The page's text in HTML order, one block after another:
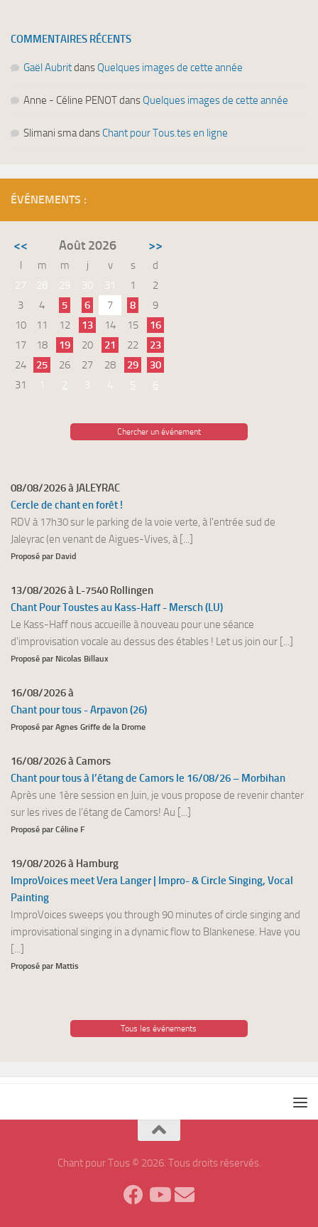
COMMENTAIRES RÉCENTS
Gaël Aubritdans Quelques images de cette année
Anne - Céline PENOTdans Quelques images de cette année
Slimani smadans Chant pour Tous.tes en ligne
ÉVÉNEMENTS :
<< Août 2026 >>
l m m j v s
d
27
28 29 30 31 1
2
3
4 5 6 7 8
9
10
11 12 13 14 15
16
17
18 19 20 21 22
23
24
25 26 27 28 29
30
31
1 2 3 4 5 6
Chercher un événement
08/08/2026 à JALEYRAC
Cercle de chant en forêt !
RDV à 17h30 sur le parking de la voie verte, à l'entrée sud de
Jaleyrac (en venant de Aigues-Vives, à [...]
Proposé par David
13/08/2026 à L-7540 Rollingen
Chant Pour Toustes au Kass-Haff - Mersch (LU)
Le Kass-Haff nous accueille à nouveau pour une séance
d'improvisation vocale au dessus des étables ! Let us join our [...]
Proposé par Nicolas Billaux
16/08/2026 à
Chant pour tous - Arpavon (26)
Proposé par Agnes Griffe de la Drome
16/08/2026 à Camors
Chant pour tous à l’étang de Camors le 16/08/26 – Morbihan
Après une 1ère session en Juin, je vous propose de revenir chanter
sur les rives de l’étang de Camors! Au [...]
Proposé par Céline F
19/08/2026 à Hamburg
ImproVoices meet Vera Langer | Impro- & Circle Singing, Vocal
Painting
ImproVoices sweeps you through 90 minutes of circle singing and
improvisational singing in a dynamic flow to Blankenese. Have you
[...]
Proposé par Mattis
Tous les événements
Chant pour Tous © 2026. Tous droits réservés.